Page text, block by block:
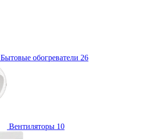
Бытовые обогреватели 26
Вентиляторы 10